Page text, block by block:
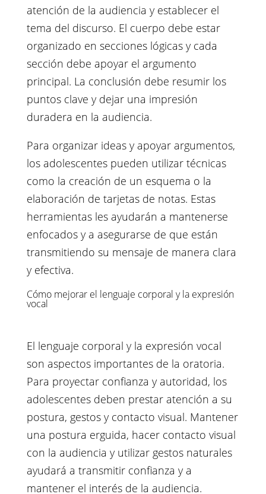
atención de la audiencia y establecer el
tema del discurso. El cuerpo debe estar
organizado en secciones lógicas y cada
sección debe apoyar el argumento
principal. La conclusión debe resumir los
puntos clave y dejar una impresión
duradera en la audiencia.
Para organizar ideas y apoyar argumentos,
los adolescentes pueden utilizar técnicas
como la creación de un esquema o la
elaboración de tarjetas de notas. Estas
herramientas les ayudarán a mantenerse
enfocados y a asegurarse de que están
transmitiendo su mensaje de manera clara
y efectiva.
Cómo mejorar el lenguaje corporal y la expresión
vocal
El lenguaje corporal y la expresión vocal
son aspectos importantes de la oratoria.
Para proyectar confianza y autoridad, los
adolescentes deben prestar atención a su
postura, gestos y contacto visual. Mantener
una postura erguida, hacer contacto visual
con la audiencia y utilizar gestos naturales
ayudará a transmitir confianza y a
mantener el interés de la audiencia.